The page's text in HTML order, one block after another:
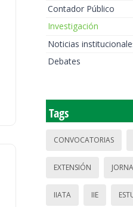
Contador Público
Investigación
Noticias
Debates
Tags
CONVOCATORIAS
EXTENSIÓN
IIATA IIE